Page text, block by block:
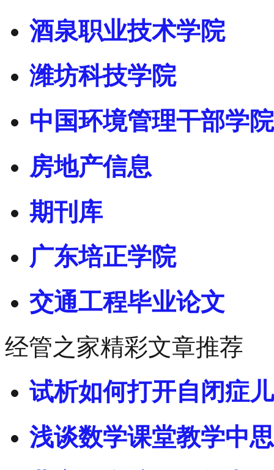
酒泉职业技术学院
潍坊科技学院
中国环境管理干部学院
房地产信息
期刊库
广东培正学院
交通工程毕业论文
经管之家精彩文章推荐
试析如何打开自闭症
浅谈数学课堂教学中